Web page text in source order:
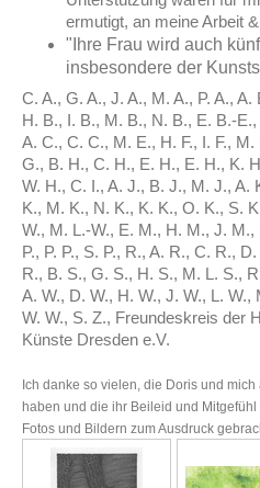
ermutigt, an meine Arbeit
"Ihre Frau wird auch
insbesondere der
C. A., G. A., J. A., M. A., P. A.,
H. B., I. B., M. B., N. B., E. B.-E.,
A. C., C. C., M. E., H. F., I. F.,
G., B. H., C. H., E. H., E. H., K.
W. H., C. I., A. J., B. J., M. J., A.
K., M. K., N. K., K. K., O. K., S.
W., M. L.-W., E. M., H. M., J.
P., P. P., S. P., R., A. R., C. R.,
R., B. S., G. S., H. S., M. L. S.,
A. W., D. W., H. W., J. W., L. W.,
W. W., S. Z., Freundeskreis der
Künste Dresden e.V.
Ich danke so vielen, die Doris und
haben und die ihr Beileid und Mitgefühl
Fotos und Bildern zum Ausdruck